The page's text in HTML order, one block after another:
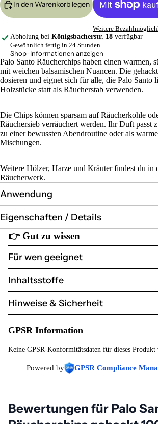
In den Warenkorb legen
Weitere
Abholung bei Königsbacherstr. 18 verfügbar
Gewöhnlich fertig in 24 Stunden
Shop-Informationen anzeigen
Palo Santo Räucherchips haben einen warmen,
mit weichen balsamischen Nuancen. Die
dosieren und eignet sich für alle, die Palo Santo
Holzstücke statt als Räucherstab verwenden.
Die Chips können sparsam auf Räucherkohle
Räuchersieb verräuchert werden. Ihr Duft passt
zu einer bewussten Abendroutine oder als
Mischungen.
Weitere Hölzer, Harze und Kräuter findest du in
Räucherwerk.
Anwendung
Eigenschaften / Details
👉 Gut zu wissen
Für wen geeignet
Inhaltsstoffe
Hinweise & Sicherheit
GPSR Information
Keine GPSR-Konformitätsdaten für dieses Produkt
Powered by GPSR Compliance